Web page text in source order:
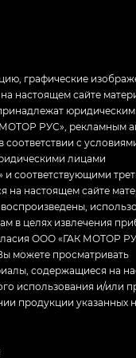
Эль с элементы
графические
настоящем сайте
юридическим
РУС», рекламным
соответствии с
лицами
соответствующими
на настоящем сайте
воспроизведены,
в целях извлечения
ООО «ГАК МОТОР
можете просматривать
содержащиеся на
использования и/или
продукции указанных